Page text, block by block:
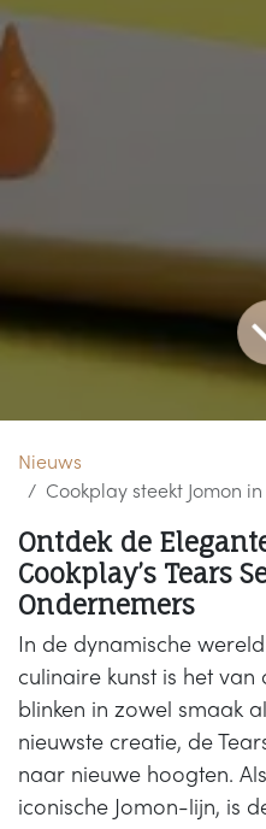
Nieuws
Cookplay steekt Jomon
Ontdek de
Cookplay’s Tears
Ondernemers
In de dynamische
culinaire kunst is het
blinken in zowel smaak
nieuwste creatie, de
naar nieuwe hoogten.
iconische Jomon-lijn, is